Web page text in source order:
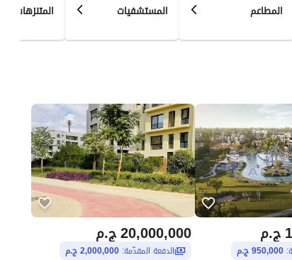
المطاعم المستشفيات المتنزهات
ج.م
950,000 ج.م
ج.م20,000,000
الدفعة المقدّمة: 2,000,000 ج.م